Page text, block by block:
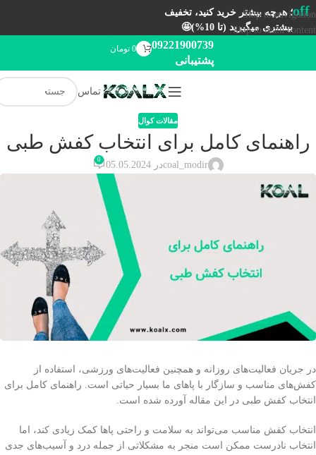
Skip to navigation
Skip to main content
off؛ هرچه بیشتر خرید کنید، تخفیف
بیشتری میگیرید (تا 10%)🤩
09221900739
پشتیبانی
0 تومان
تماس
مقالات کوال
راهنمای کامل برای انتخاب کفش طبی
coal_modirدر 05.05.2024 0
در جریان فعالیت‌های روزانه و همچنین فعالیت‌های ورزشی، استفاده از
کفش‌های مناسب و سازگار با پاهای ما بسیار حیاتی است. راهنمای کامل برای
انتخاب کفش طبی در این مقاله آورده شده است.
انتخاب کفش مناسب می‌تواند به سلامت و راحتی پاها کمک زیادی کند، اما
انتخاب نادرست ممکن است منجر به مشکلاتی از جمله درد و آسیب‌های جدی